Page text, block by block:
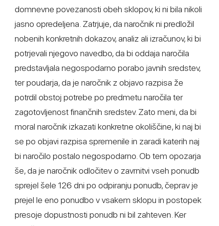
domnevne povezanosti obeh sklopov, ki ni bila nikoli
jasno opredeljena. Zatrjuje, da naročnik ni predložil
nobenih konkretnih dokazov, analiz ali izračunov, ki bi
potrjevali njegovo navedbo, da bi oddaja naročila
predstavljala negospodarno porabo javnih sredstev,
ter poudarja, da je naročnik z objavo razpisa že
potrdil obstoj potrebe po predmetu naročila ter
zagotovljenost finančnih sredstev. Zato meni, da bi
moral naročnik izkazati konkretne okoliščine, ki naj bi
se po objavi razpisa spremenile in zaradi katerih naj
bi naročilo postalo negospodarno. Ob tem opozarja
še, da je naročnik odločitev o zavrnitvi vseh ponudb
sprejel šele 126 dni po odpiranju ponudb, čeprav je
prejel le eno ponudbo v vsakem sklopu in postopek
presoje dopustnosti ponudb ni bil zahteven. Ker